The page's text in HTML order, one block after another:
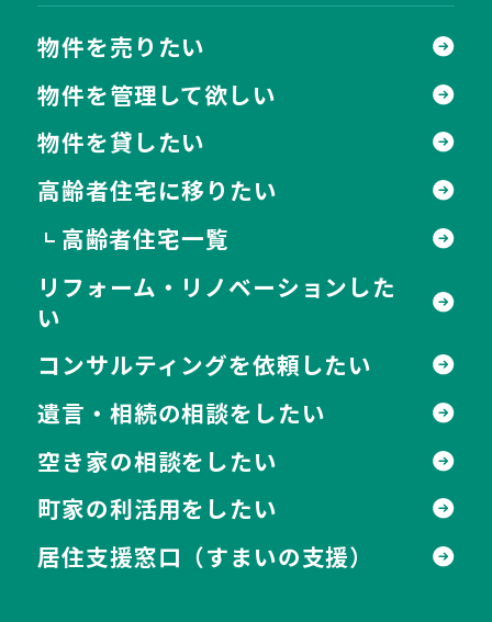
物件を売りたい
物件を管理して欲しい
物件を貸したい
高齢者住宅に移りたい
┗ 高齢者住宅一覧
リフォーム・リノベーションした
い
コンサルティングを依頼したい
遺言・相続の相談をしたい
空き家の相談をしたい
町家の利活用をしたい
居住支援窓口 （すまいの支援）